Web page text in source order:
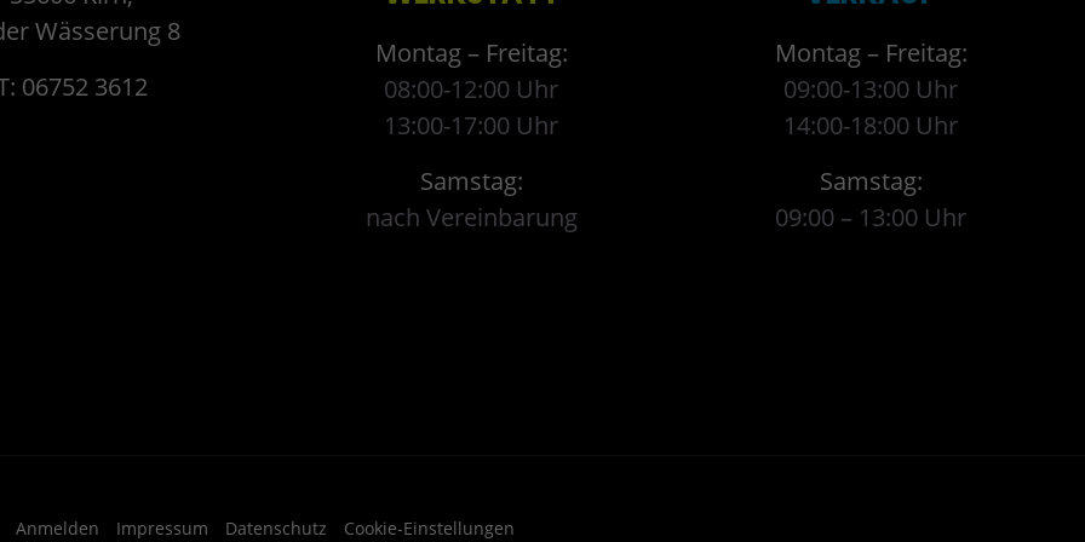
Wässerung 8
06752 3612
Montag – Freitag:
08:00-12:00 Uhr
13:00-17:00 Uhr
Samstag:
nach Vereinbarung
Montag – Freitag:
09:00-13:00 Uhr
14:00-18:00 Uhr
Samstag:
09:00 – 13:00 Uhr
Anmelden Impressum Datenschutz Cookie-Einstellungen